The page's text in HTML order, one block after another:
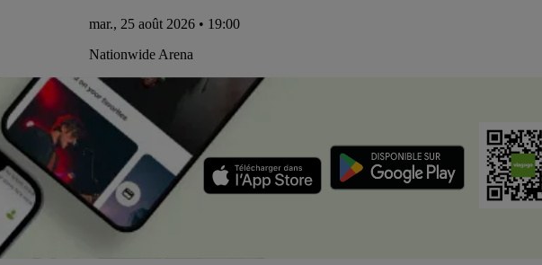
mar., 25 août 2026 • 19:00
Nationwide Arena